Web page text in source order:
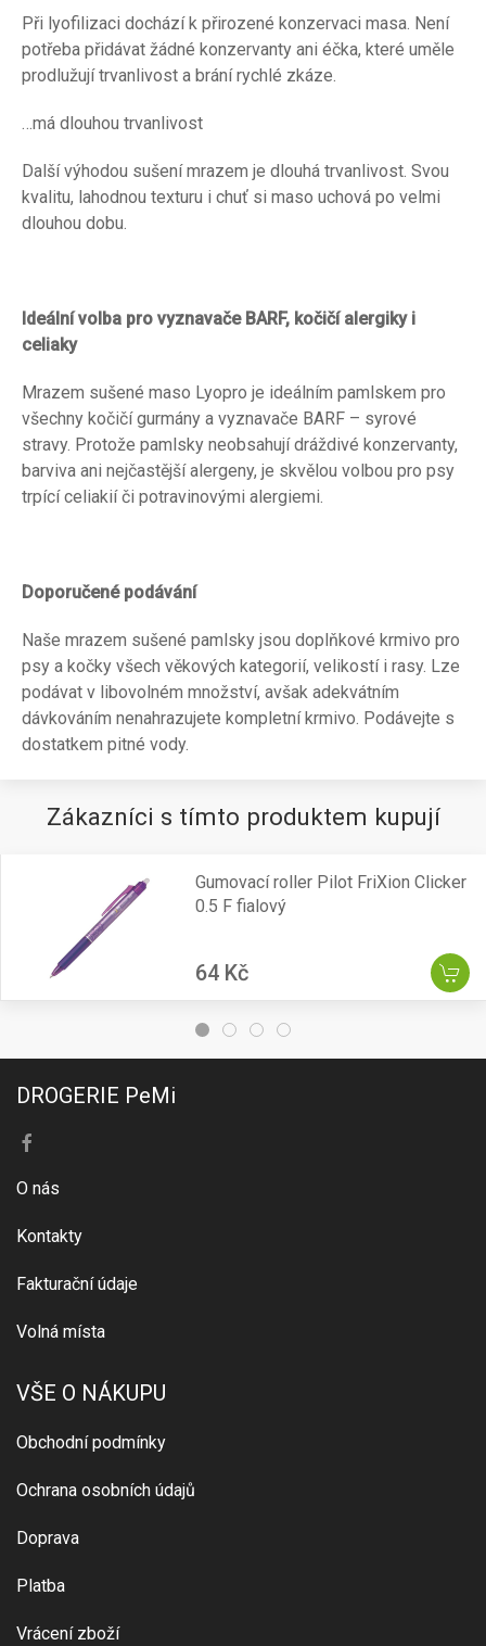
Při lyofilizaci dochází k přirozené konzervaci masa. Není
potřeba přidávat žádné konzervanty ani éčka, které uměle
prodlužují trvanlivost a brání rychlé zkáze.
…má dlouhou trvanlivost
Další výhodou sušení mrazem je dlouhá trvanlivost. Svou
kvalitu, lahodnou texturu i chuť si maso uchová po velmi
dlouhou dobu.
Ideální volba pro vyznavače BARF, kočičí alergiky i
celiaky
Mrazem sušené maso Lyopro je ideálním pamlskem pro
všechny kočičí gurmány a vyznavače BARF – syrové
stravy. Protože pamlsky neobsahují dráždivé konzervanty,
barviva ani nejčastější alergeny, je skvělou volbou pro psy
trpící celiakií či potravinovými alergiemi.
Doporučené podávání
Naše mrazem sušené pamlsky jsou doplňkové krmivo pro
psy a kočky všech věkových kategorií, velikostí i rasy. Lze
podávat v libovolném množství, avšak adekvátním
dávkováním nenahrazujete kompletní krmivo. Podávejte s
dostatkem pitné vody.
Zákazníci s tímto produktem kupují
Gumovací roller Pilot FriXion Clicker
0.5 F fialový
64 Kč
DROGERIE PeMi
O nás
Kontakty
Fakturační údaje
Volná místa
VŠE O NÁKUPU
Obchodní podmínky
Ochrana osobních údajů
Doprava
Platba
Vrácení zboží